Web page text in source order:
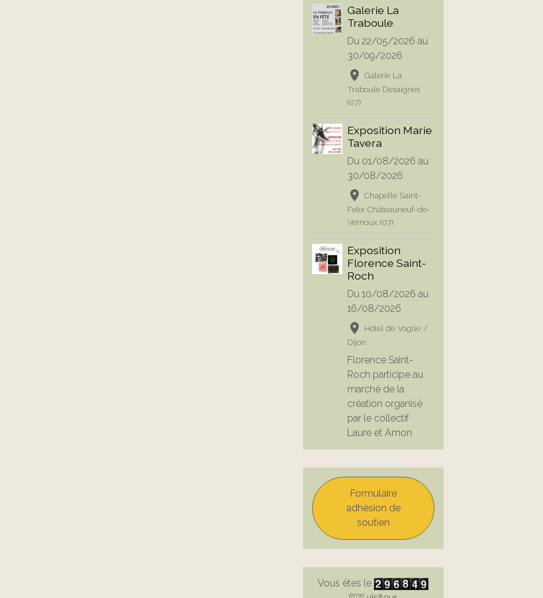
Galerie La
Traboule
Du 22/05/2026 au
30/09/2026
Galerie La
Traboule Desaignes
(07)
Exposition Marie
Tavera
Du 01/08/2026 au
30/08/2026
Chapelle Saint-
Felix Châteauneuf-de-
Vernoux (07)
Exposition
Florence Saint-
Roch
Du 10/08/2026 au
16/08/2026
Hôtel de Vogüe /
Dijon
Florence Saint-
Roch participe au
marché de la
création organisé
par le collectif
Laure et Amon
Formulaire
adhésion de
soutien
Vous êtes le
ème